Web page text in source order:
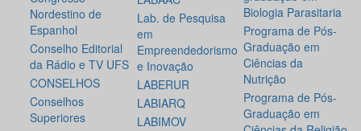
Nordestino de
Espanhol
Conselho Editorial
da Rádio e TV UFS
CONSELHOS
Conselhos
Superiores
Lab. de Pesquisa
em
Empreendedorismo
e Inovação
LABERUR
LABIARQ
LABIMOV
Biologia Parasitaria
Programa de Pós-
Graduação em
Ciências da
Nutrição
Programa de Pós-
Graduação em